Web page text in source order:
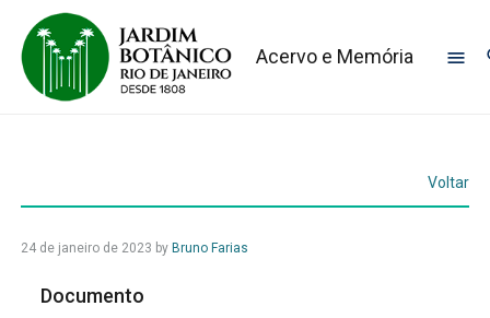
Acervo e Memória
Voltar
24 de janeiro de 2023 by Bruno Farias
Documento